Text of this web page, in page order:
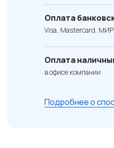
Оплата
Visa, Mastercard, МИР
Оплата
в офисе компании
Подробнее о